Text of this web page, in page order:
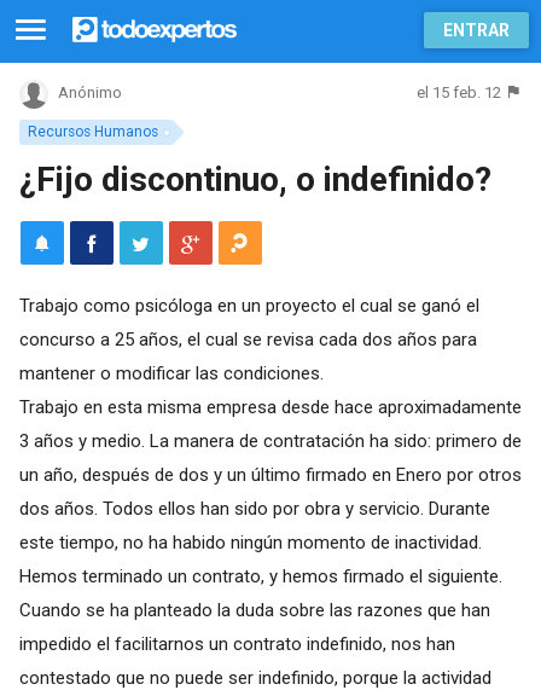
ENTRAR
Recursos Humanos
Anónimo el 15 feb. 12
¿Fijo discontinuo, o indefinido?
Trabajo como psicóloga en un proyecto el cual se ganó el
concurso a 25 años, el cual se revisa cada dos años para
mantener o modificar las condiciones.
Trabajo en esta misma empresa desde hace aproximadamente
3 años y medio. La manera de contratación ha sido: primero de
un año, después de dos y un último firmado en Enero por otros
dos años. Todos ellos han sido por obra y servicio. Durante
este tiempo, no ha habido ningún momento de inactividad.
Hemos terminado un contrato, y hemos firmado el siguiente.
Cuando se ha planteado la duda sobre las razones que han
impedido el facilitarnos un contrato indefinido, nos han
contestado que no puede ser indefinido, porque la actividad